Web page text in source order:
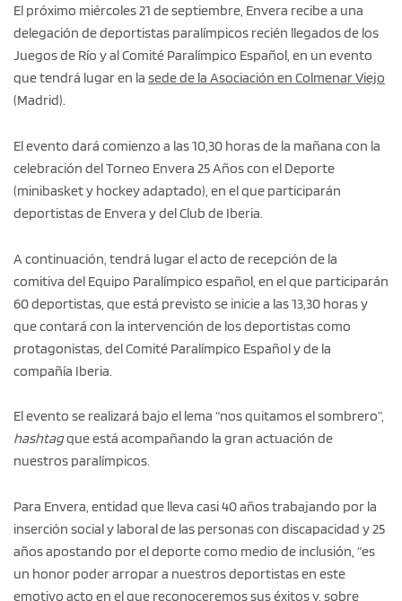
El próximo miércoles 21 de septiembre, Envera recibe a una
delegación de deportistas paralímpicos recién llegados de los
Juegos de Río y al Comité Paralímpico Español, en un evento
que tendrá lugar en la sede de la Asociación en Colmenar Viejo
(Madrid).
El evento dará comienzo a las 10,30 horas de la mañana con la
celebración del Torneo Envera 25 Años con el Deporte
(minibasket y hockey adaptado), en el que participarán
deportistas de Envera y del Club de Iberia.
A continuación, tendrá lugar el acto de recepción de la
comitiva del Equipo Paralímpico español, en el que participarán
60 deportistas, que está previsto se inicie a las 13,30 horas y
que contará con la intervención de los deportistas como
protagonistas, del Comité Paralímpico Español y de la
compañía Iberia.
El evento se realizará bajo el lema “nos quitamos el sombrero”,
hashtagque está acompañando la gran actuación de
nuestros paralímpicos.
Para Envera, entidad que lleva casi 40 años trabajando por la
inserción social y laboral de las personas con discapacidad y 25
años apostando por el deporte como medio de inclusión, “es
un honor poder arropar a nuestros deportistas en este
emotivo acto en el que reconoceremos sus éxitos y, sobre